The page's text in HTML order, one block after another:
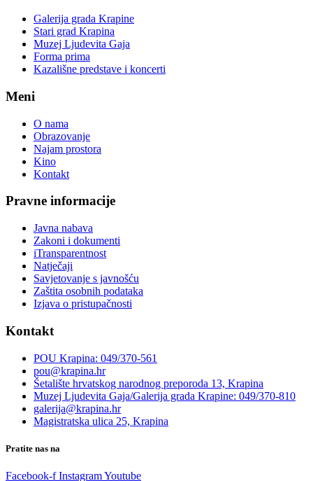
Galerija grada Krapine
Stari grad Krapina
Muzej Ljudevita Gaja
Forma prima
Kazališne predstave i koncerti
Meni
O nama
Obrazovanje
Najam prostora
Kino
Kontakt
Pravne informacije
Javna nabava
Zakoni i dokumenti
iTransparentnost
Natječaji
Savjetovanje s javnošću
Zaštita osobnih podataka
Izjava o pristupačnosti
Kontakt
POU Krapina: 049/370-561
pou@krapina.hr
Šetalište hrvatskog narodnog preporoda 13, Krapina
Muzej Ljudevita Gaja/Galerija grada Krapine: 049/370-810
galerija@krapina.hr
Magistratska ulica 25, Krapina
Pratite nas na
Facebook-f InstagramYoutube